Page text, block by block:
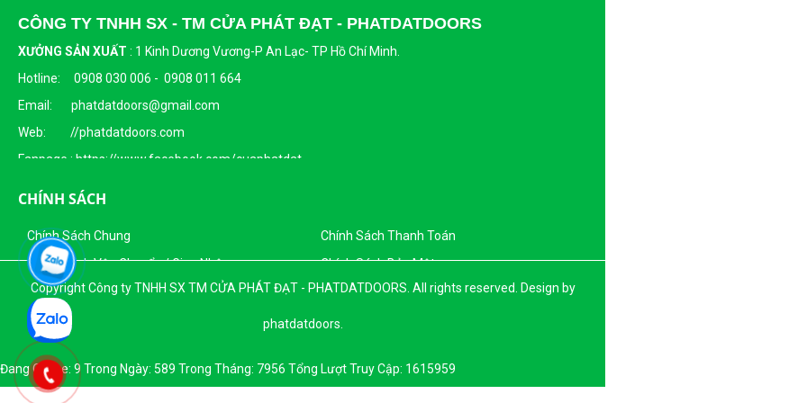
CÔNG TY TNHH SX - TM CỬA PHÁT ĐẠT - PHATDATDOORS
XƯỞNG SẢN XUẤT : 1 Kinh Dương Vương-P An Lạc- TP Hồ Chí Minh.
Hotline: 0908 030 006 - 0908 011 664
Email: phatdatdoors@gmail.com
Web: //phatdatdoors.com
Fanpage : https://www.facebook.com/cuaphatdat
Người Đại Diện Pháp Luật: Bà Đặng Thị Thu Trang - Giám Đốc
Ngày Cấp: 16/04/2015
Nơi Cấp: Sở KHĐT Thành Phố Hồ Chí Minh
Sản Phẩm Của Công Ty TNHH SX - TM CỬA PHÁT ĐẠT
CHÍNH SÁCH
Chính Sách Chung
Chính Sách Thanh Toán
Chính Sách Vận Chuyển / Giao Nhận
Chính Sách Bảo Mật
Chính Sách Khách Hàng
Copyright Công ty TNHH SX TM CỬA PHÁT ĐẠT - PHATDATDOORS. All rights reserved. Design by
phatdatdoors.
Đang Online: 9 Trong Ngày: 589 Trong Tháng: 7956 Tổng Lượt Truy Cập: 1615959